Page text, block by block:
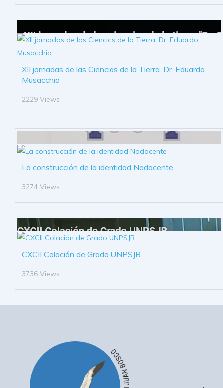
XII jornadas de las Ciencias de la Tierra. Dr. Eduardo
Musacchio
2229 Views
La construcción de la identidad Nodocente
3274 Views
CXCII Colación de Grado UNPSJB
3736 Views